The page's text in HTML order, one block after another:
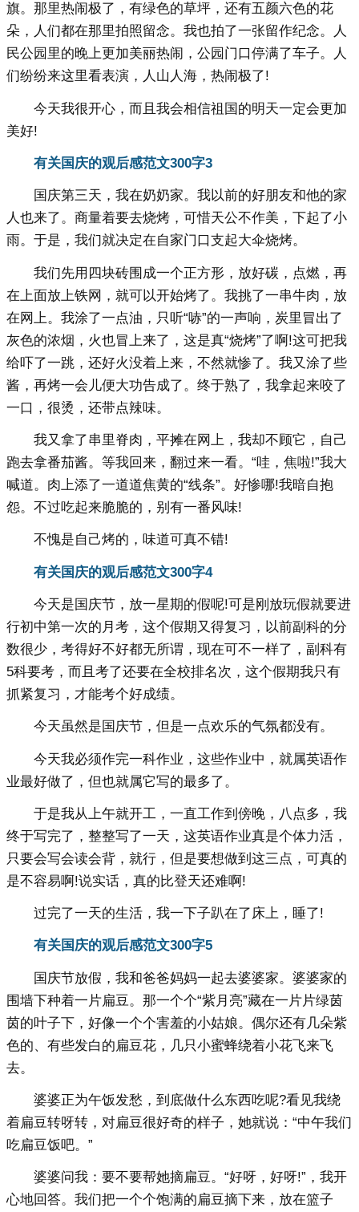
旗。那里热闹极了，有绿色的草坪，还有五颜六色的花
朵，人们都在那里拍照留念。我也拍了一张留作纪念。人
民公园里的晚上更加美丽热闹，公园门口停满了车子。人
们纷纷来这里看表演，人山人海，热闹极了!
今天我很开心，而且我会相信祖国的明天一定会更加
美好!
有关国庆的观后感范文300字3
国庆第三天，我在奶奶家。我以前的好朋友和他的家
人也来了。商量着要去烧烤，可惜天公不作美，下起了小
雨。于是，我们就决定在自家门口支起大伞烧烤。
我们先用四块砖围成一个正方形，放好碳，点燃，再
在上面放上铁网，就可以开始烤了。我挑了一串牛肉，放
在网上。我涂了一点油，只听“哧”的一声响，炭里冒出了
灰色的浓烟，火也冒上来了，这是真“烧烤”了啊!这可把我
给吓了一跳，还好火没着上来，不然就惨了。我又涂了些
酱，再烤一会儿便大功告成了。终于熟了，我拿起来咬了
一口，很烫，还带点辣味。
我又拿了串里脊肉，平摊在网上，我却不顾它，自己
跑去拿番茄酱。等我回来，翻过来一看。“哇，焦啦!”我大
喊道。肉上添了一道道焦黄的“线条”。好惨哪!我暗自抱
怨。不过吃起来脆脆的，别有一番风味!
不愧是自己烤的，味道可真不错!
有关国庆的观后感范文300字4
今天是国庆节，放一星期的假呢!可是刚放玩假就要进
行初中第一次的月考，这个假期又得复习，以前副科的分
数很少，考得好不好都无所谓，现在可不一样了，副科有
5科要考，而且考了还要在全校排名次，这个假期我只有
抓紧复习，才能考个好成绩。
今天虽然是国庆节，但是一点欢乐的气氛都没有。
今天我必须作完一科作业，这些作业中，就属英语作
业最好做了，但也就属它写的最多了。
于是我从上午就开工，一直工作到傍晚，八点多，我
终于写完了，整整写了一天，这英语作业真是个体力活，
只要会写会读会背，就行，但是要想做到这三点，可真的
是不容易啊!说实话，真的比登天还难啊!
过完了一天的生活，我一下子趴在了床上，睡了!
有关国庆的观后感范文300字5
国庆节放假，我和爸爸妈妈一起去婆婆家。婆婆家的
围墙下种着一片扁豆。那一个个“紫月亮”藏在一片片绿茵
茵的叶子下，好像一个个害羞的小姑娘。偶尔还有几朵紫
色的、有些发白的扁豆花，几只小蜜蜂绕着小花飞来飞
去。
婆婆正为午饭发愁，到底做什么东西吃呢?看见我绕
着扁豆转呀转，对扁豆很好奇的样子，她就说：“中午我们
吃扁豆饭吧。”
婆婆问我：要不要帮她摘扁豆。“好呀，好呀!”，我开
心地回答。我们把一个个饱满的扁豆摘下来，放在篮子